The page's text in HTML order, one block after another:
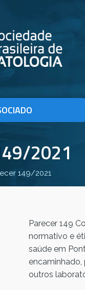
2021
149/2021
Parecer 149
normativo e
saúde em
outros